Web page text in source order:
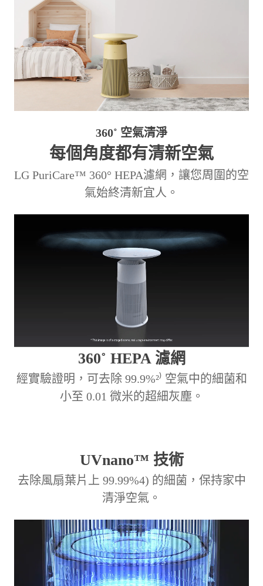
360˚ 空氣清淨
每個角度都有清新空氣
LG PuriCare™ 360° HEPA濾網，讓您周圍的空
氣始終清新宜人。
360˚ HEPA 濾網
經實驗證明，可去除 99.9%²⁾ 空氣中的細菌和
小至 0.01 微米的超細灰塵。
UVnano™ 技術
去除風扇葉片上 99.99%4) 的細菌，保持家中
清淨空氣。